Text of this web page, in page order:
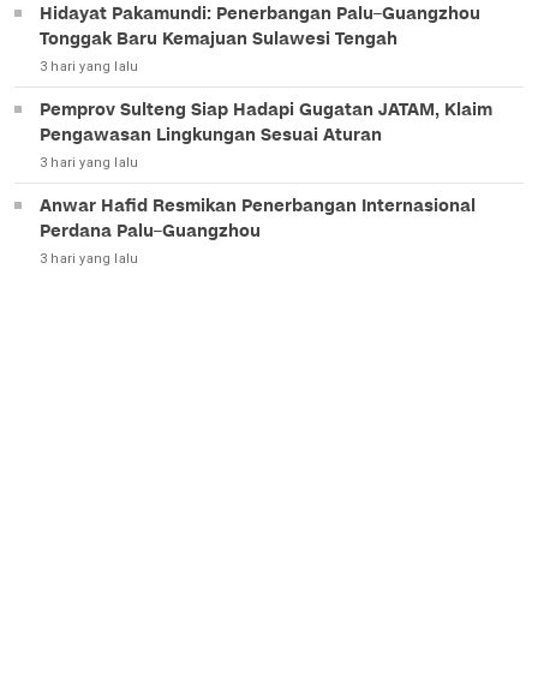
Hidayat Pakamundi: Penerbangan Palu–Guangzhou
Tonggak Baru Kemajuan Sulawesi Tengah
3 hari yang lalu
Pemprov Sulteng Siap Hadapi Gugatan JATAM, Klaim
Pengawasan Lingkungan Sesuai Aturan
3 hari yang lalu
Anwar Hafid Resmikan Penerbangan Internasional
Perdana Palu–Guangzhou
3 hari yang lalu